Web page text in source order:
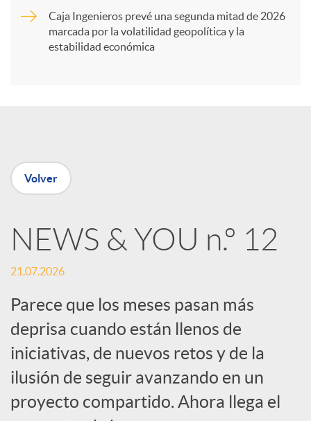
e
R
e
d
e
Caja Ingenieros prevé una segunda mitad de 2026
marcada por la volatilidad geopolítica y la
estabilidad económica
Volver
NEWS & YOU n.º 12
21.07.2026
Parece que los meses pasan más
deprisa cuando están llenos de
iniciativas, de nuevos retos y de la
ilusión de seguir avanzando en un
proyecto compartido. Ahora llega el